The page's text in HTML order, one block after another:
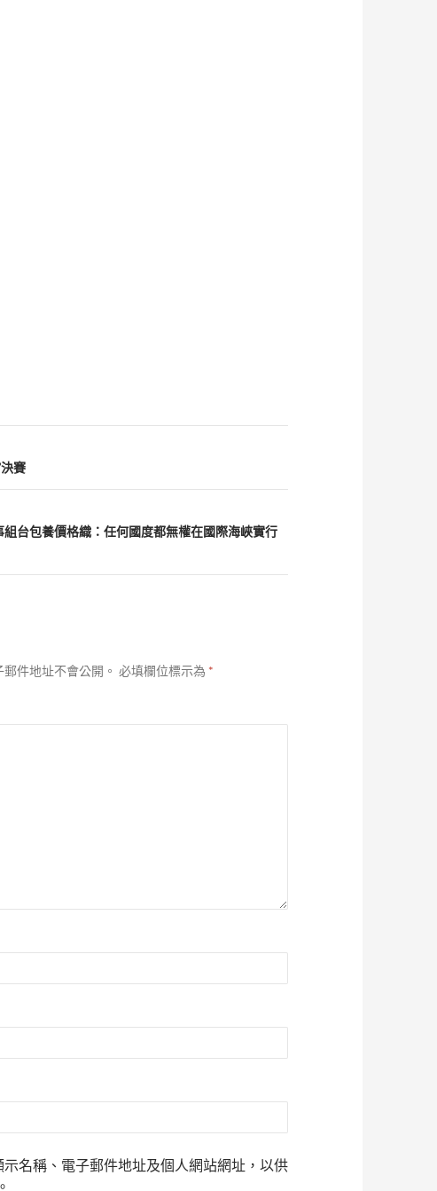
賽
台包養價格織：任何國度都無權在國際海峽實行
件地址不會公開。 必填欄位標示為 *
示名稱、電子郵件地址及個人網站網址，以供